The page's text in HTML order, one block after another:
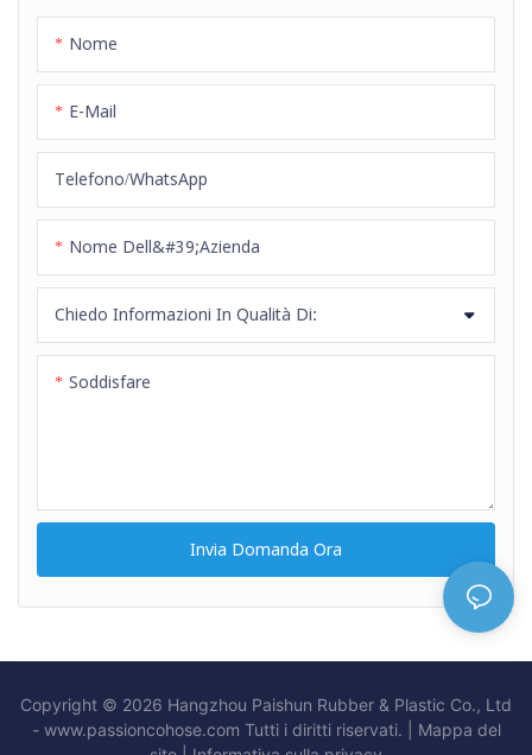
Nome
E-Mail
Telefono/WhatsApp
Nome Dell&#39;azienda
Chiedo Informazioni In Qualità Di:
Soddisfare
Invia Domanda Ora
Copyright © 2026 Hangzhou Paishun Rubber & Plastic Co., Ltd
- www.passioncohose.com Tutti i diritti riservati. |
Mappa del